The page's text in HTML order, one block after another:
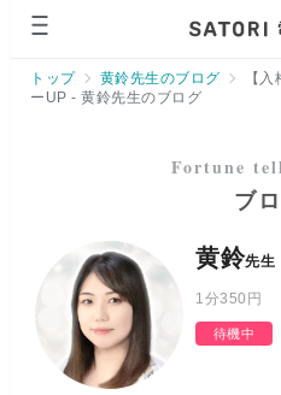
トップ 黄鈴先生のブログ
【
ーUP - 黄鈴先生のブログ
ブ
黄鈴先生
1分350円
待機中